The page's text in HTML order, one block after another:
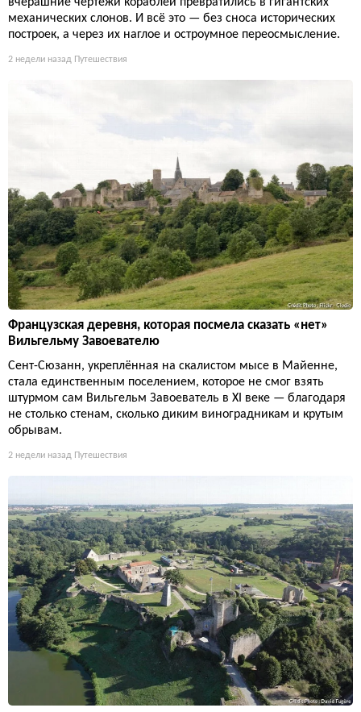
вчерашние чертежи кораблей превратились в гигантских
механических слонов. И всё это — без сноса исторических
построек, а через их наглое и остроумное переосмысление.
2 недели назад Путешествия
Французская деревня, которая посмела сказать «нет»
Вильгельму Завоевателю
Сент-Сюзанн, укреплённая на скалистом мысе в Майенне,
стала единственным поселением, которое не смог взять
штурмом сам Вильгельм Завоеватель в XI веке — благодаря
не столько стенам, сколько диким виноградникам и крутым
обрывам.
2 недели назад Путешествия